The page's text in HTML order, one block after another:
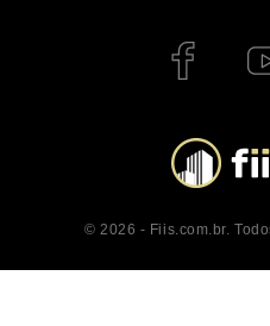
© 2026 - Fiis.com.br.